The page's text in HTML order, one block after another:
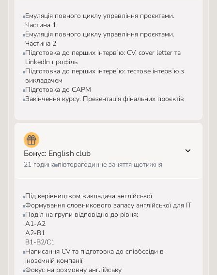
Емуляція повного циклу управління проєктами.
Частина 1
Емуляція повного циклу управління проєктами.
Частина 2
Підготовка до перших інтервʼю: CV, cover letter та
LinkedIn профіль
Підготовка до перших інтервʼю: тестове інтервʼю з
викладачем
Підготовка до CAPM
Закінчення курсу. Презентація фінальних проєктів
Бонус: English club
21 година півторагодинне заняття щотижня
Під керівництвом викладача англійської
Формування словникового запасу англійської для ІТ
Поділ на групи відповідно до рівня:
А1-А2
А2-В1
В1-В2/С1
Написання СV та підготовка до співбесіди в
іноземній компанії
Фокус на розмовну англійську